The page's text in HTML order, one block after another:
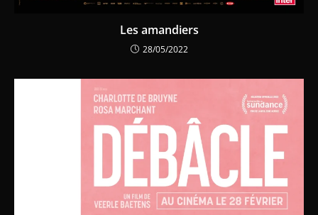
Les amandiers
28/05/2022